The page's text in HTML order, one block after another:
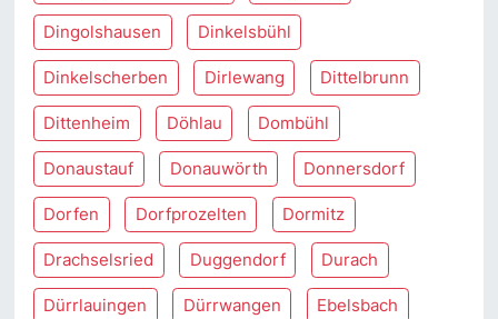
Dingolshausen Dinkelsbühl
Dinkelscherben Dirlewang Dittelbrunn
Dittenheim Döhlau Dombühl
Donaustauf Donauwörth Donnersdorf
Dorfen Dorfprozelten Dormitz
Drachselsried Duggendorf Durach
Dürrlauingen Dürrwangen Ebelsbach